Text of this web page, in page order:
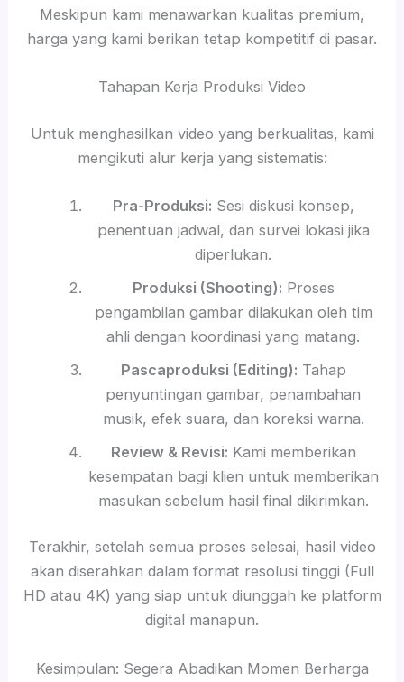
Meskipun kami menawarkan kualitas premium,
harga yang kami berikan tetap kompetitif di pasar.
Tahapan Kerja Produksi Video
Untuk menghasilkan video yang berkualitas, kami
mengikuti alur kerja yang sistematis:
Pra-Produksi: Sesi diskusi konsep,
penentuan jadwal, dan survei lokasi jika
diperlukan.
Produksi (Shooting): Proses
pengambilan gambar dilakukan oleh tim
ahli dengan koordinasi yang matang.
Pascaproduksi (Editing): Tahap
penyuntingan gambar, penambahan
musik, efek suara, dan koreksi warna.
Review & Revisi: Kami memberikan
kesempatan bagi klien untuk memberikan
masukan sebelum hasil final dikirimkan.
Terakhir, setelah semua proses selesai, hasil video
akan diserahkan dalam format resolusi tinggi (Full
HD atau 4K) yang siap untuk diunggah ke platform
digital manapun.
Kesimpulan: Segera Abadikan Momen Berharga